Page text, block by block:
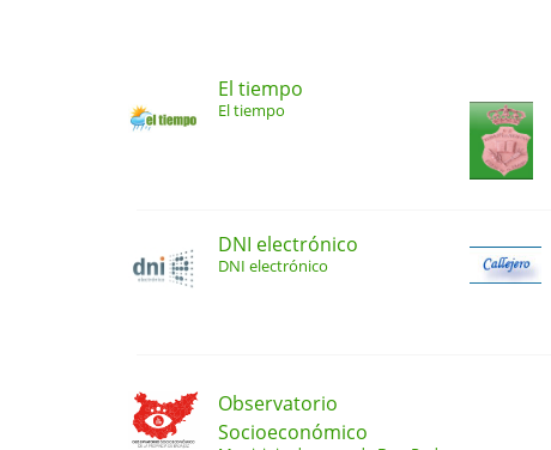
El tiempo
El tiempo
DNI electrónico
DNI electrónico
Observatorio
Socioeconómico